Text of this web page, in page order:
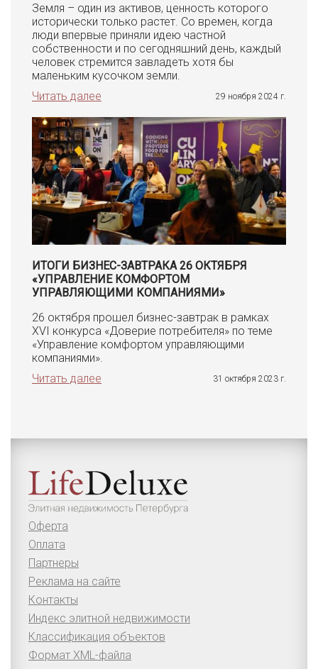
Земля – один из активов, ценность которого
исторически только растет. Со времен, когда
люди впервые приняли идею частной
собственности и по сегодняшний день, каждый
человек стремится завладеть хотя бы
маленьким кусочком земли.
Читать далее
29 ноября 2024 г.
ИТОГИ БИЗНЕС-ЗАВТРАКА 26 ОКТЯБРЯ
«УПРАВЛЕНИЕ КОМФОРТОМ
УПРАВЛЯЮЩИМИ КОМПАНИЯМИ»
26 октября прошел бизнес-завтрак в рамках
XVI конкурса «Доверие потребителя» по теме
«Управление комфортом управляющими
компаниями».
Читать далее
31 октября 2023 г.
Оферта
Оплата
Партнеры
Реклама на сайте
Контакты
Индекс элитной недвижимости
Классификация объектов
Формат XML-файла